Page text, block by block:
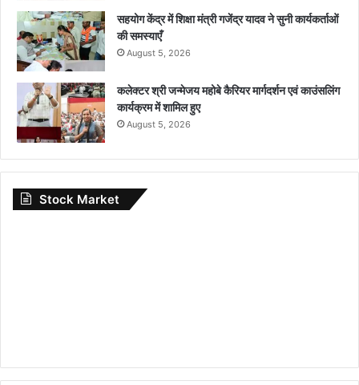
सहयोग केंद्र में शिक्षा मंत्री गजेंद्र यादव ने सुनी कार्यकर्ताओं
की समस्याएँ
August 5, 2026
कलेक्टर श्री जन्मेजय महोबे कैरियर मार्गदर्शन एवं काउंसलिंग
कार्यक्रम में शामिल हुए
August 5, 2026
Stock Market